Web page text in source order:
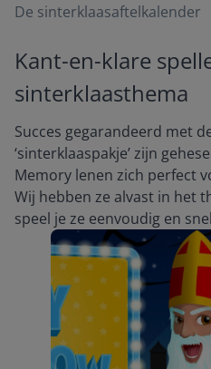
De sinterklaasaftelkalender
Kant-en-klare
sinterklaasthema
Succes gegarandeerd met
‘sinterklaaspakje’ zijn
Memory lenen zich perfect
Wij hebben ze alvast in het
speel je ze eenvoudig en